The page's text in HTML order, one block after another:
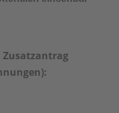
Zusatzantrag